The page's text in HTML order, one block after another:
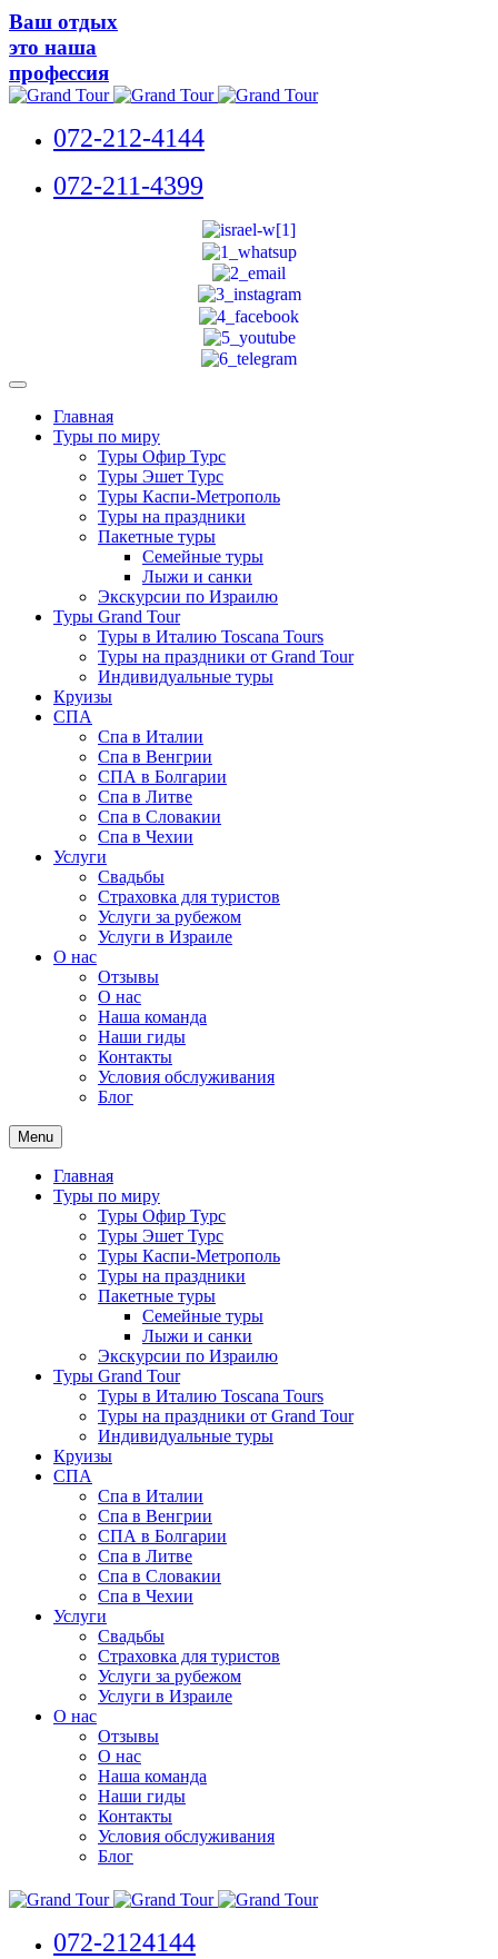
Ваш отдых
это наша
профессия
072-212-4144
072-211-4399
Главная
Туры по миру
Туры Офир Турс
Туры Эшет Турс
Туры Каспи-Метрополь
Туры на праздники
Пакетные туры
Семейные туры
Лыжи и санки
Экскурсии по Израилю
Туры Grand Tour
Туры в Италию Toscana Tours
Туры на праздники от Grand Tour
Индивидуальные туры
Круизы
СПА
Спа в Италии
Спа в Венгрии
СПА в Болгарии
Спа в Литве
Спа в Словакии
Спа в Чехии
Услуги
Свадьбы
Страховка для туристов
Услуги за рубежом
Услуги в Израиле
О нас
Отзывы
О нас
Наша команда
Наши гиды
Контакты
Условия обслуживания
Блог
Menu
Главная
Туры по миру
Туры Офир Турс
Туры Эшет Турс
Туры Каспи-Метрополь
Туры на праздники
Пакетные туры
Семейные туры
Лыжи и санки
Экскурсии по Израилю
Туры Grand Tour
Туры в Италию Toscana Tours
Туры на праздники от Grand Tour
Индивидуальные туры
Круизы
СПА
Спа в Италии
Спа в Венгрии
СПА в Болгарии
Спа в Литве
Спа в Словакии
Спа в Чехии
Услуги
Свадьбы
Страховка для туристов
Услуги за рубежом
Услуги в Израиле
О нас
Отзывы
О нас
Наша команда
Наши гиды
Контакты
Условия обслуживания
Блог
072-2124144